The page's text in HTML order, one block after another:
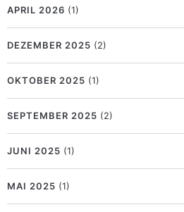
APRIL 2026 (1)
DEZEMBER 2025 (2)
OKTOBER 2025 (1)
SEPTEMBER 2025 (2)
JUNI 2025 (1)
MAI 2025 (1)